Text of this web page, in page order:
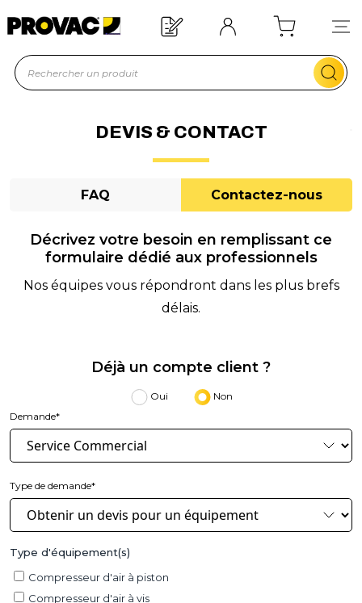
Besoin d'un équipement ?
DEVIS & CONTACT
FAQ Contactez-nous
Décrivez votre besoin en remplissant ce
formulaire dédié aux professionnels
Nos équipes vous répondront dans les plus brefs
délais.
Déjà un compte client ?
Oui
Non
Demande*
Type de demande*